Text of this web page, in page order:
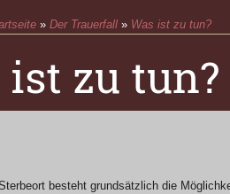
» Der Trauerfall » Was ist zu tun?
ist zu tun?
besteht grundsätzlich die